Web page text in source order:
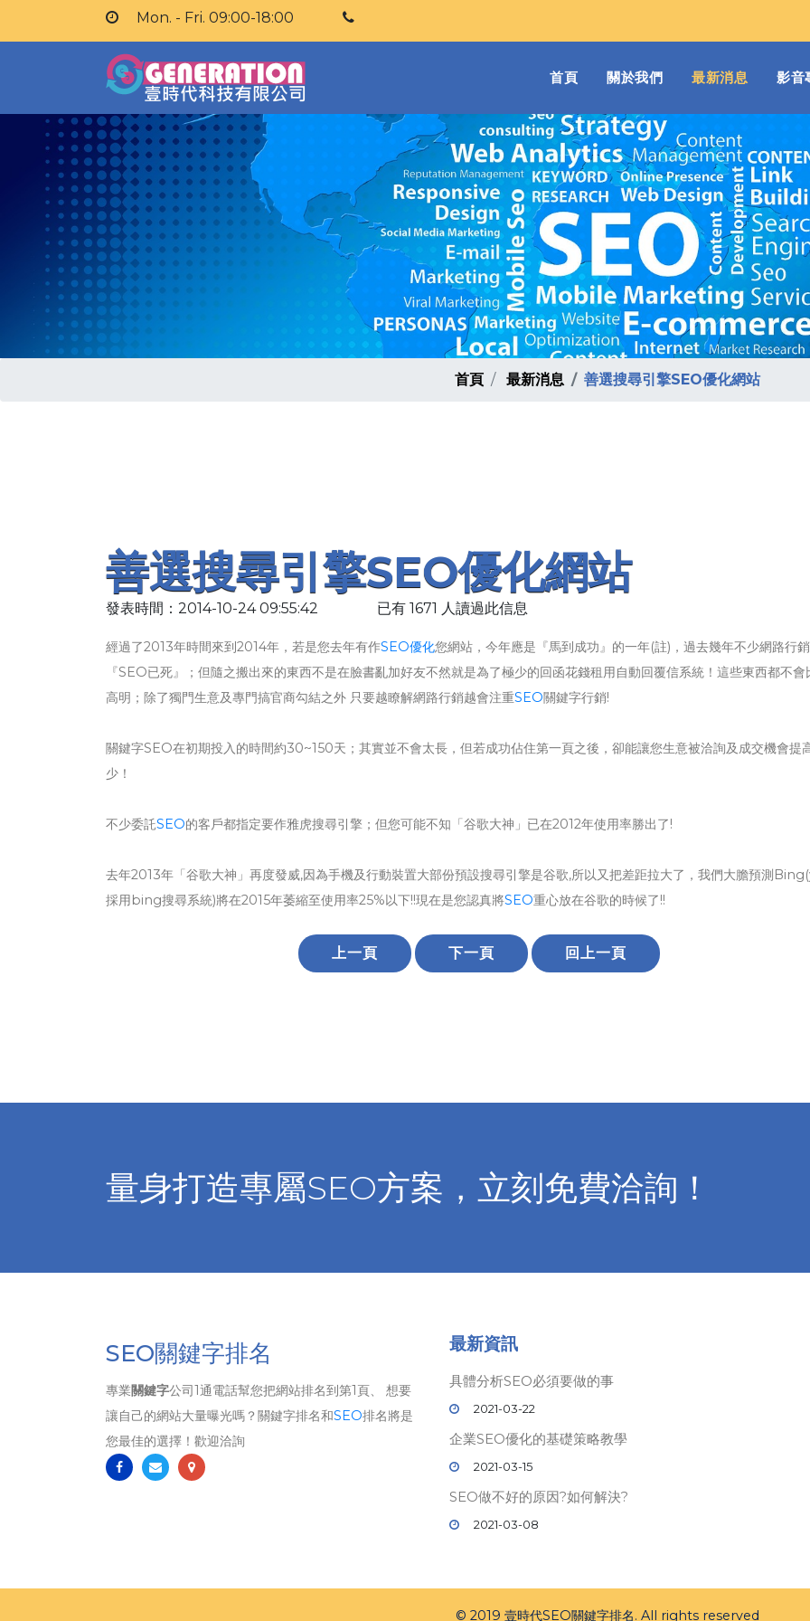
Mon. - Fri. 09:00-18:00
首頁(current)
關於我們 最新消息 影音
首頁 最新消息 善選搜尋引擎SEO優化網站
善選搜尋引擎SEO優化網站
發表時間：2014-10-24 09:55:42 已有 1671 人讀過此信息
經過了2013年時間來到2014年，若是您去年有作SEO優化您網站，今年應是『馬到成功』的一年(註)，過去幾年不少網路行
『SEO已死』；但隨之搬出來的東西不是在臉書亂加好友不然就是為了極少的回函花錢租用自動回覆信系統！這些東西都不
高明；除了獨門生意及專門搞官商勾結之外 只要越瞭解網路行銷越會注重SEO關鍵字行銷!
關鍵字SEO在初期投入的時間約30~150天；其實並不會太長，但若成功佔住第一頁之後，卻能讓您生意被洽詢及成交機會提
少！
不少委託SEO的客戶都指定要作雅虎搜尋引擎；但您可能不知「谷歌大神」已在2012年使用率勝出了!
去年2013年「谷歌大神」再度發威,因為手機及行動裝置大部份預設搜尋引擎是谷歌,所以又把差距拉大了，我們大膽預測
採用bing搜尋系統)將在2015年萎縮至使用率25%以下!!現在是您認真將SEO重心放在谷歌的時候了!!
上一頁 下一頁 回上一頁
量身打造專屬SEO方案，立刻免費洽詢！
SEO關鍵字排名
專業關鍵字公司1通電話幫您把網站排名到第1頁、 想要
讓自己的網站大量曝光嗎？關鍵字排名和SEO排名將是
您最佳的選擇！歡迎洽詢
最新資訊
具體分析SEO必須要做的事
2021-03-22
企業SEO優化的基礎策略教學
2021-03-15
SEO做不好的原因?如何解決?
2021-03-08
© 2019 壹時代SEO關鍵字排名. All rights reserved